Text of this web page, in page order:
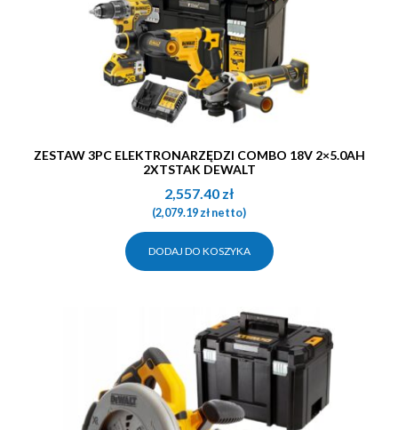
ZESTAW 3PC ELEKTRONARZĘDZI COMBO 18V 2×5.0AH
2XTSTAK DEWALT
2,557.40 zł
(2,079.19złnetto)
DODAJ DO KOSZYKA